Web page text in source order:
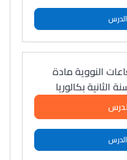
الإشعاعات النووية مادة
الثانية بكالوريا